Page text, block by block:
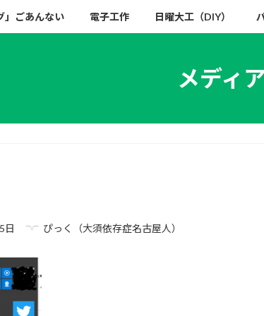
」ごあんない 電子工作 日曜大工（DIY）
メディ
日 ぴっく（大須依存症名古屋人）